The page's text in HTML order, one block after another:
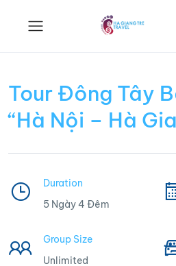
Tour Đông Tây
“Hà Nội – Hà
Duration
5 Ngày 4 Đêm
Group Size
Unlimited